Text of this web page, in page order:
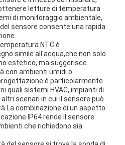
letture di temperatura
di monitoraggio ambientale,
sensore consente una rapida
NTC è
simile all'acqua,che non solo
estetico, ma suggerisce
con ambienti umidi o
è particolarmente
quali sistemi HVAC, impianti di
scenari in cui il sensore può
combinazione di un aspetto
IP64 rende il sensore
che richiedono sia